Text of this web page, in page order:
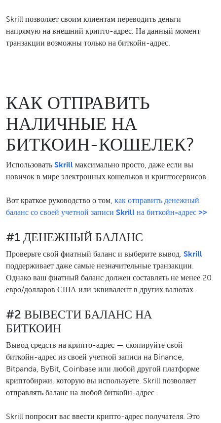
Skrill позволяет своим клиентам переводить деньги
напрямую на внешний крипто-адрес. На данный момент
транзакции возможны только на биткойн-адрес.
КАК ОТПРАВИТЬ
НАЛИЧНЫЕ НА
БИТКОИН-КОШЕЛЕК?
Использовать Skrill максимально просто, даже если вы
новичок в мире электронных кошельков и криптосервисов.
Вот краткое руководство о том, как отправить денежный
баланс со своей учетной записи Skrill на биткойн-адрес >>
#1 ДЕНЕЖНЫЙ БАЛАНС
Проверьте свой фиатный баланс и выберите вывод. Skrill
поддерживает даже самые незначительные транзакции.
Однако ваш фиатный баланс должен составлять не менее 20
евро/долларов США или эквивалент в других валютах.
#2 ВЫВЕСТИ БАЛАНС НА
БИТКОИН
Вывод средств на крипто-адрес — скопируйте свой
биткойн-адрес из своей учетной записи на Binance,
Bitpanda, ByBit, Coinbase или любой другой платформе
криптобиржи, которую вы используете. Skrill позволяет
отправлять баланс на любой биткойн-адрес.
Skrill попросит вас ввести крипто-адрес получателя. Это